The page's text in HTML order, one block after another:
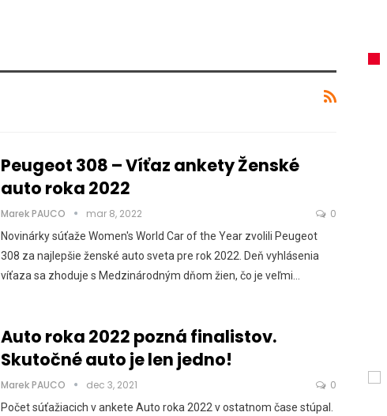
Peugeot 308 – Víťaz ankety Ženské
auto roka 2022
Marek PAUCO mar 8, 2022 0
Novinárky súťaže Women's World Car of the Year zvolili Peugeot
308 za najlepšie ženské auto sveta pre rok 2022. Deň vyhlásenia
víťaza sa zhoduje s Medzinárodným dňom žien, čo je veľmi…
Auto roka 2022 pozná finalistov.
Skutočné auto je len jedno!
Marek PAUCO dec 3, 2021 0
Počet súťažiacich v ankete Auto roka 2022 v ostatnom čase stúpal.